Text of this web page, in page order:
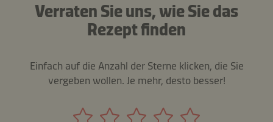
Verraten Sie uns, wie Sie das
Rezept finden
Einfach auf die Anzahl der Sterne klicken, die Sie
vergeben wollen. Je mehr, desto besser!